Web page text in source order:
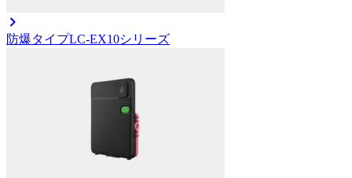
防爆タイプLC-EX10シリーズ